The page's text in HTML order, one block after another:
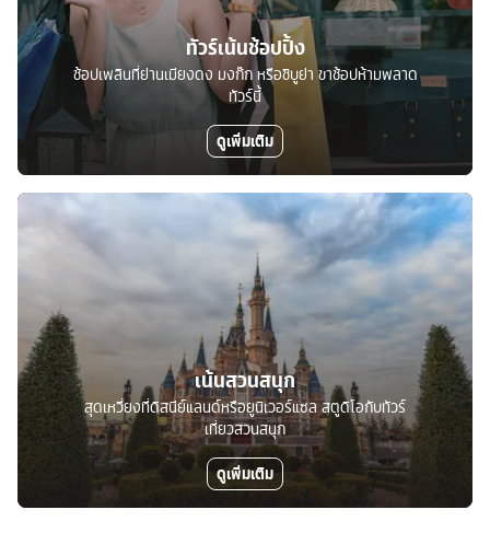
ทัวร์เน้นช้อปปิ้ง
ช้อปเพลินที่ย่านเมียงดง มงก๊ก หรือชิบูย่า ขาช้อปห้ามพลาด
ทัวร์นี้
ดูเพิ่มเติม
เน้นสวนสนุก
สุดเหวี่ยงที่ดิสนีย์แลนด์หรือยูนิเวอร์แซล สตูดิโอกับทัวร์
เที่ยวสวนสนุก
ดูเพิ่มเติม